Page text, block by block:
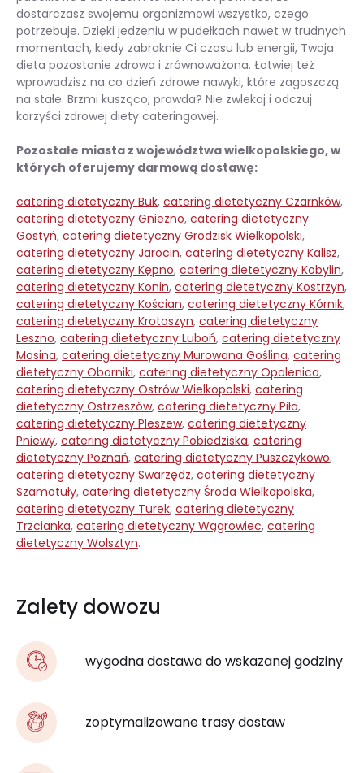
dostarczasz swojemu organizmowi wszystko, czego
potrzebuje. Dzięki jedzeniu w pudełkach nawet w trudnych
momentach, kiedy zabraknie Ci czasu lub energii, Twoja
dieta pozostanie zdrowa i zrównoważona. Łatwiej też
wprowadzisz na co dzień zdrowe nawyki, które zagoszczą
na stałe. Brzmi kusząco, prawda? Nie zwlekaj i odczuj
korzyści zdrowej diety cateringowej.
Pozostałe miasta z województwa wielkopolskiego, w
których oferujemy darmową dostawę:
catering dietetyczny Buk, catering dietetyczny Czarnków,
catering dietetyczny Gniezno, catering dietetyczny
Gostyń, catering dietetyczny Grodzisk Wielkopolski,
catering dietetyczny Jarocin, catering dietetyczny Kalisz,
catering dietetyczny Kępno, catering dietetyczny Kobylin,
catering dietetyczny Konin, catering dietetyczny Kostrzyn,
catering dietetyczny Kościan, catering dietetyczny Kórnik,
catering dietetyczny Krotoszyn, catering dietetyczny
Leszno, catering dietetyczny Luboń, catering dietetyczny
Mosina, catering dietetyczny Murowana Goślina, catering
dietetyczny Oborniki, catering dietetyczny Opalenica,
catering dietetyczny Ostrów Wielkopolski, catering
dietetyczny Ostrzeszów, catering dietetyczny Piła,
catering dietetyczny Pleszew, catering dietetyczny
Pniewy, catering dietetyczny Pobiedziska, catering
dietetyczny Poznań, catering dietetyczny Puszczykowo,
catering dietetyczny Swarzędz, catering dietetyczny
Szamotuły, catering dietetyczny Środa Wielkopolska,
catering dietetyczny Turek, catering dietetyczny
Trzcianka, catering dietetyczny Wągrowiec, catering
dietetyczny Wolsztyn.
Zalety dowozu
wygodna dostawa do wskazanej godziny
zoptymalizowane trasy dostaw